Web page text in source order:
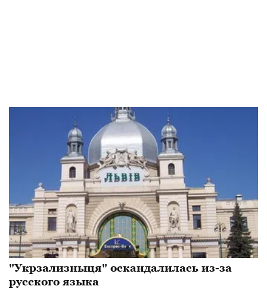
"Укрзализныця" оскандалилась из-за
русского языка